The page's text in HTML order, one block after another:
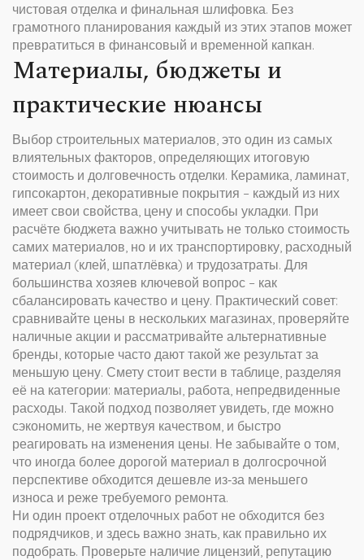
чистовая отделка и финальная шлифовка. Без
грамотного планирования каждый из этих этапов может
превратиться в финансовый и временной капкан.
Материалы, бюджеты и
практические нюансы
Выбор строительных материалов, это один из самых
влиятельных факторов, определяющих итоговую
стоимость и долговечность отделки. Керамика, ламинат,
гипсокартон, декоративные покрытия – каждый из них
имеет свои свойства, цену и способы укладки. При
расчёте бюджета важно учитывать не только стоимость
самих материалов, но и их транспортировку, расходный
материал (клей, шпатлёвка) и трудозатраты. Для
большинства хозяев ключевой вопрос – как
сбалансировать качество и цену. Практический совет:
сравнивайте цены в нескольких магазинах, проверяйте
наличные акции и рассматривайте альтернативные
бренды, которые часто дают такой же результат за
меньшую цену. Смету стоит вести в таблице, разделяя
её на категории: материалы, работа, непредвиденные
расходы. Такой подход позволяет увидеть, где можно
сэкономить, не жертвуя качеством, и быстро
реагировать на изменения цены. Не забывайте о том,
что иногда более дорогой материал в долгосрочной
перспективе обходится дешевле из‑за меньшего
износа и реже требуемого ремонта.
Ни один проект отделочных работ не обходится без
подрядчиков, и здесь важно знать, как правильно их
подобрать. Проверьте наличие лицензий, репутацию